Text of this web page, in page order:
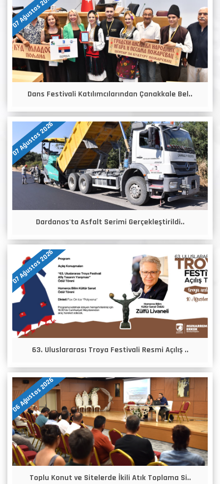
07 Ağustos 2026
Dans Festivali Katılımcılarından Çanakkale Bel..
07 Ağustos 2026
Dardanos'ta Asfalt Serimi Gerçekleştirildi..
07 Ağustos 2026
63. Uluslararası Troya Festivali Resmi Açılış ..
06 Ağustos 2026
Toplu Konut ve Sitelerde İkili Atık Toplama Si..